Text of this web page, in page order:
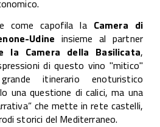
come capofila la Camera di
Udine insieme al partner
la Camera della Basilicata,
di questo vino "mitico"
itinerario enoturistico
una questione di calici, ma una
che mette in rete castelli,
storici del Mediterraneo.